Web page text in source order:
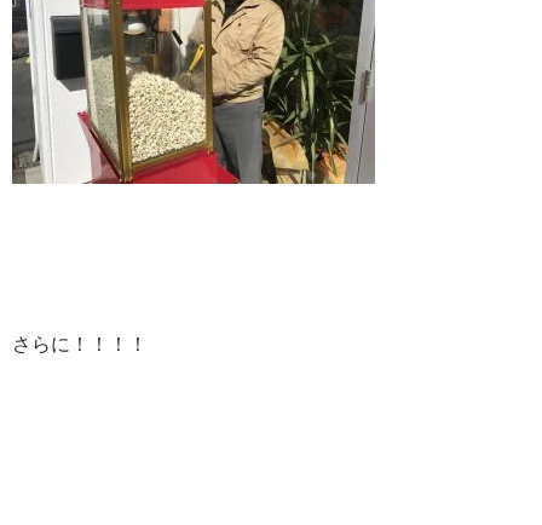
さらに！！！！